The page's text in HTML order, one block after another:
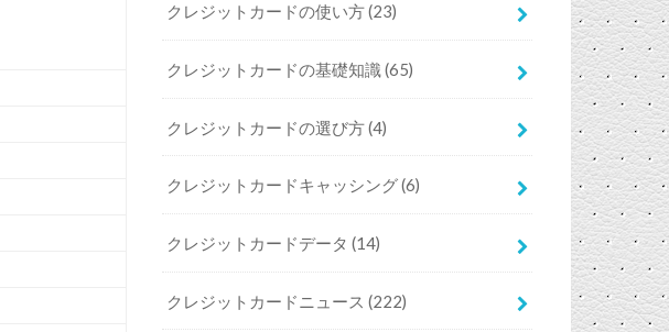
クレジットカードの使い方(23)
クレジットカードの基礎知識(65)
クレジットカードの選び方(4)
クレジットカードキャッシング(6)
クレジットカードデータ(14)
クレジットカードニュース(222)